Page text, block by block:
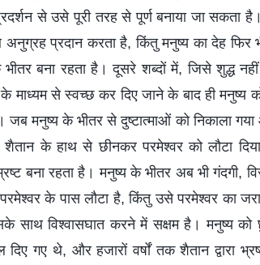
से उसे पूरी तरह से पूर्ण बनाया जा सकता
प्रदान करता है, किंतु मनुष्य का देह फिर
भीतर बना रहता है। दूसरे शब्दों में, जिसे शुद्ध
से स्वच्छ कर दिए जाने के बाद ही मनुष्य को
मनुष्य के भीतर से दुष्टात्माओं को निकाला
के हाथ से छीनकर परमेश्वर को लौटा दिया
भ्रष्ट बना रहता है। मनुष्य के भीतर अब भी गंदगी,
के पास लौटा है, किंतु उसे परमेश्वर का
साथ विश्वासघात करने में सक्षम है। मनुष्य
गए थे, और हजारों वर्षों तक शैतान द्वारा